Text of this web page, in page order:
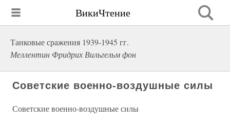
ВикиЧтение
Танковые сражения 1939-1945 гг.
Меллентин Фридрих Вильгельм фон
Советские военно-воздушные силы
Советские военно-воздушные силы